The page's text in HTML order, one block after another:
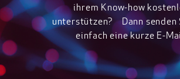
ihrem Know-how
unterstützen? Dann senden
einfach eine kurze E-